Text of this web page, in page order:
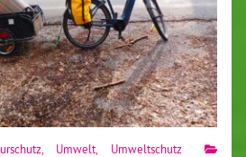
, Umwelt
Umweltschutz